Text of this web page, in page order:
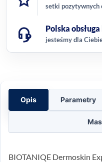
setki pozytywnych
Polska
jesteśmy dla
Opis Parametry
BIOTANIQE Dermoskin